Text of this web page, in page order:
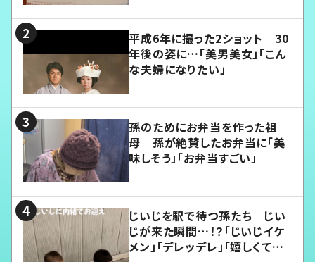
平成6年に撮った2ショット 30
年後の姿に…「美男美女」「こん
な夫婦になりたい」
孫のためにお弁当を作った祖
母 孫が絶賛したお弁当に「美
味しそう」「お弁当すごい」
じいじを駅で待つ孫たち じい
じが来た瞬間…！？「じいじイケ
メン」「デレッデレ」「嬉しくて可